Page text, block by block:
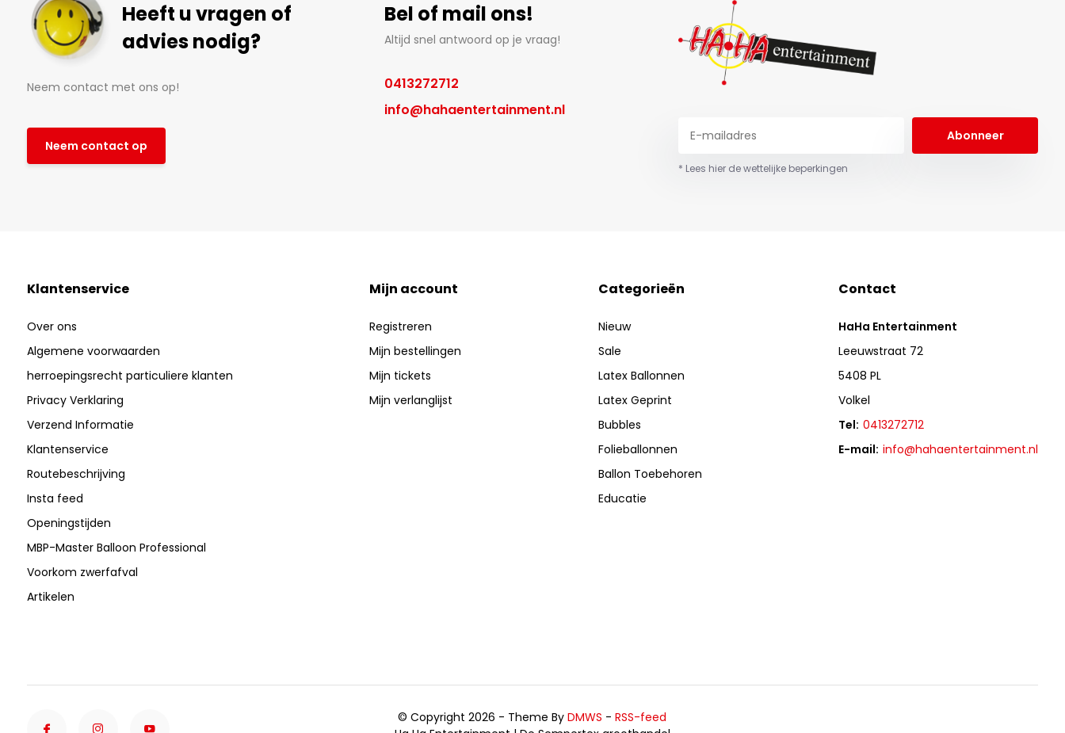
Heeft u vragen of
advies nodig?
Neem contact met ons op!
Neem contact op
Bel of mail ons!
Altijd snel antwoord op je vraag!
0413272712
info@hahaentertainment.nl
Abonneer
* Lees hier de wettelijke beperkingen
Klantenservice
Over ons
Algemene voorwaarden
herroepingsrecht particuliere klanten
Privacy Verklaring
Verzend Informatie
Klantenservice
Routebeschrijving
Insta feed
Openingstijden
MBP-Master Balloon Professional
Voorkom zwerfafval
Artikelen
Mijn account
Registreren
Mijn bestellingen
Mijn tickets
Mijn verlanglijst
Categorieën
Nieuw
Sale
Latex Ballonnen
Latex Geprint
Bubbles
Folieballonnen
Ballon Toebehoren
Educatie
Contact
HaHa Entertainment
Leeuwstraat 72
5408 PL
Volkel
Tel: 0413272712
E-mail: info@hahaentertainment.nl
© Copyright 2026 - Theme ByDMWS -RSS-feed